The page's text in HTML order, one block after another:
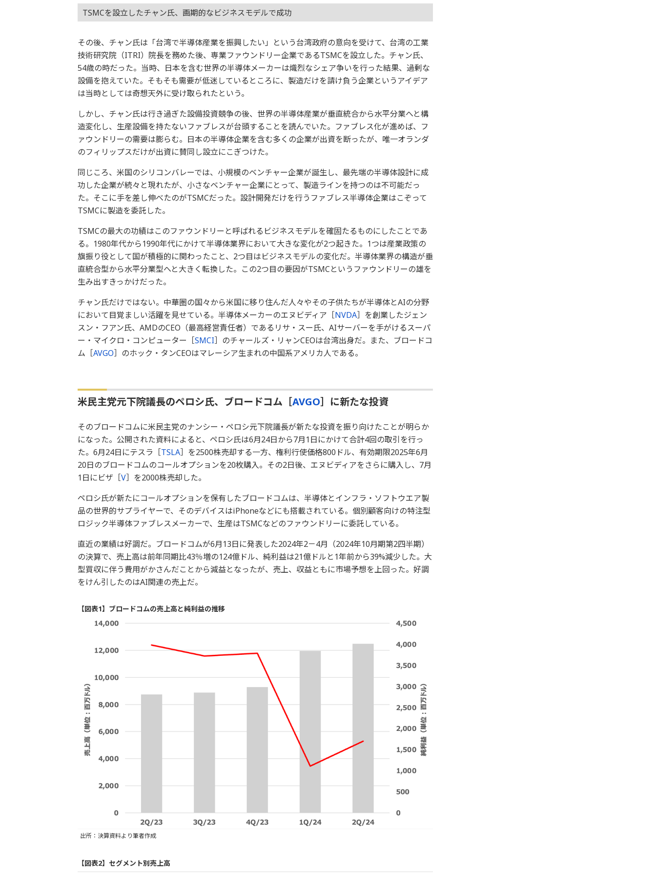
TSMCを設立したチャン氏、画期的なビジネスモデルで成功
その後、チャン氏は「台湾で半導体産業を振興したい」という台湾政府の意向を受けて、台湾の工業
技術研究院（ITRI）院長を務めた後、専業ファウンドリー企業であるTSMCを設立した。チャン氏、
54歳の時だった。当時、日本を含む世界の半導体メーカーは熾烈なシェア争いを行った結果、過剰な
設備を抱えていた。そもそも需要が低迷しているところに、製造だけを請け負う企業というアイデア
は当時としては奇想天外に受け取られたという。
しかし、チャン氏は行き過ぎた設備投資競争の後、世界の半導体産業が垂直統合から水平分業へと構
造変化し、生産設備を持たないファブレスが台頭することを読んでいた。ファブレス化が進めば、フ
ァウンドリーの需要は膨らむ。日本の半導体企業を含む多くの企業が出資を断ったが、唯一オランダ
のフィリップスだけが出資に賛同し設立にこぎつけた。
同じころ、米国のシリコンバレーでは、小規模のベンチャー企業が誕生し、最先端の半導体設計に成
功した企業が続々と現れたが、小さなベンチャー企業にとって、製造ラインを持つのは不可能だっ
た。そこに手を差し伸べたのがTSMCだった。設計開発だけを行うファブレス半導体企業はこぞって
TSMCに製造を委託した。
TSMCの最大の功績はこのファウンドリーと呼ばれるビジネスモデルを確固たるものにしたことであ
る。1980年代から1990年代にかけて半導体業界において大きな変化が2つ起きた。1つは産業政策の
旗振り役として国が積極的に関わったこと、2つ目はビジネスモデルの変化だ。半導体業界の構造が垂
直統合型から水平分業型へと大きく転換した。この2つ目の要因がTSMCというファウンドリーの雄を
生み出すきっかけだった。
チャン氏だけではない。中華圏の国々から米国に移り住んだ人々やその子供たちが半導体とAIの分野
において目覚ましい活躍を見せている。半導体メーカーのエヌビディア［NVDA］を創業したジェン
スン・フアン氏、AMDのCEO（最高経営責任者）であるリサ・スー氏、AIサーバーを手がけるスーパ
ー・マイクロ・コンピューター［SMCI］のチャールズ・リャンCEOは台湾出身だ。また、ブロードコ
ム［AVGO］のホック・タンCEOはマレーシア生まれの中国系アメリカ人である。
米民主党元下院議長のペロシ氏、ブロードコム［AVGO］に新たな投資
そのブロードコムに米民主党のナンシー・ペロシ元下院議長が新たな投資を振り向けたことが明らか
になった。公開された資料によると、ペロシ氏は6月24日から7月1日にかけて合計4回の取引を行っ
た。6月24日にテスラ［TSLA］を2500株売却する一方、権利行使価格800ドル、有効期限2025年6月
20日のブロードコムのコールオプションを20枚購入。その2日後、エヌビディアをさらに購入し、7月
1日にビザ［V］を2000株売却した。
ペロシ氏が新たにコールオプションを保有したブロードコムは、半導体とインフラ・ソフトウエア製
品の世界的サプライヤーで、そのデバイスはiPhoneなどにも搭載されている。個別顧客向けの特注型
ロジック半導体ファブレスメーカーで、生産はTSMCなどのファウンドリーに委託している。
直近の業績は好調だ。ブロードコムが6月13日に発表した2024年2－4月（2024年10月期第2四半期）
の決算で、売上高は前年同期比43％増の124億ドル、純利益は21億ドルと1年前から39%減少した。大
型買収に伴う費用がかさんだことから減益となったが、売上、収益ともに市場予想を上回った。好調
をけん引したのはAI関連の売上だ。
【図表1】ブロードコムの売上高と純利益の推移
出所：決算資料より筆者作成
【図表2】セグメント別売上高